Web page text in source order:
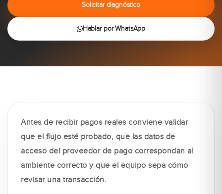
Solicitar diagnóstico
Hablar por WhatsApp
Antes de recibir pagos reales conviene validar
que el flujo esté probado, que las datos de
acceso del proveedor de pago correspondan al
ambiente correcto y que el equipo sepa cómo
revisar una transacción.